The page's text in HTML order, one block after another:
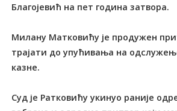
Благојевић на пет година затвора.
Милану Матковићу је продужен
трајати до упућивања на
казне.
Суд је Ратковићу укинуо раније